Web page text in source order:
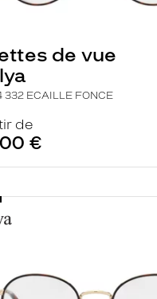
de vue
332 ECAILLE FONCE
de
€